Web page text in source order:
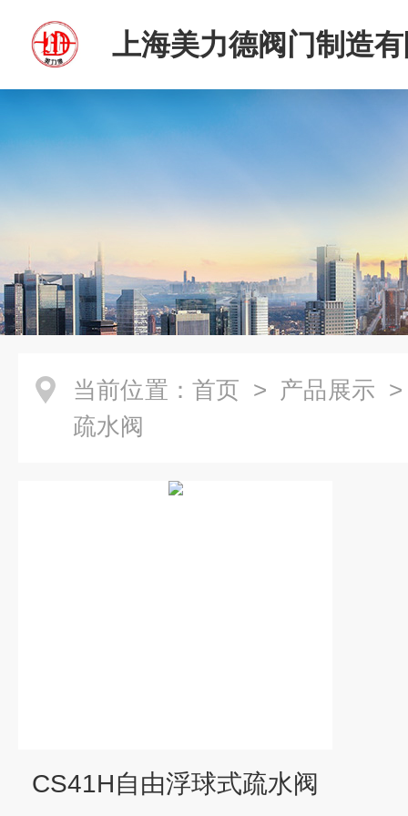
上海美力德阀门制造
当前位置： 首页 > 产品展示
疏水阀
CS41H自由浮球式疏水阀